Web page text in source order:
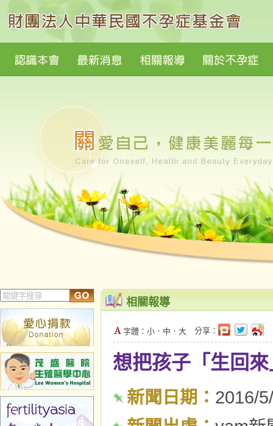
相關報導
字體： 小 ． 中 ． 大 分享：
想把孩子「生回
新聞日期： 2016/